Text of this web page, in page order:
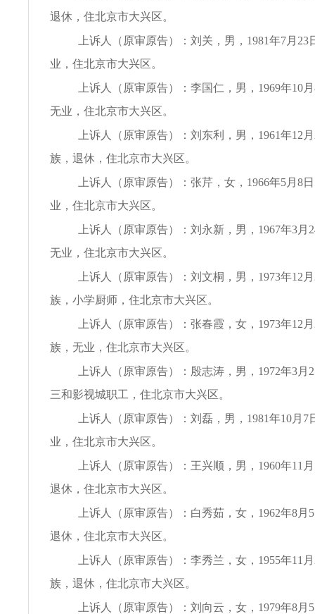
退休，住北京市大兴区。
上诉人（原审原告）：刘关，男，1981年7月
业，住北京市大兴区。
上诉人（原审原告）：李国仁，男，1969年10
无业，住北京市大兴区。
上诉人（原审原告）：刘东利，男，1961年12
族，退休，住北京市大兴区。
上诉人（原审原告）：张芹，女，1966年5月8
业，住北京市大兴区。
上诉人（原审原告）：刘永新，男，1967年3月
无业，住北京市大兴区。
上诉人（原审原告）：刘文桐，男，1973年12
族，小学厨师，住北京市大兴区。
上诉人（原审原告）：张春霞，女，1973年12
族，无业，住北京市大兴区。
上诉人（原审原告）：殷志涛，男，1972年3月
三和影视城职工，住北京市大兴区。
上诉人（原审原告）：刘磊，男，1981年10月
业，住北京市大兴区。
上诉人（原审原告）：王兴顺，男，1960年11
退休，住北京市大兴区。
上诉人（原审原告）：白秀茹，女，1962年8月
退休，住北京市大兴区。
上诉人（原审原告）：李秀兰，女，1955年11
族，退休，住北京市大兴区。
上诉人（原审原告）：刘向云，女，1979年8月